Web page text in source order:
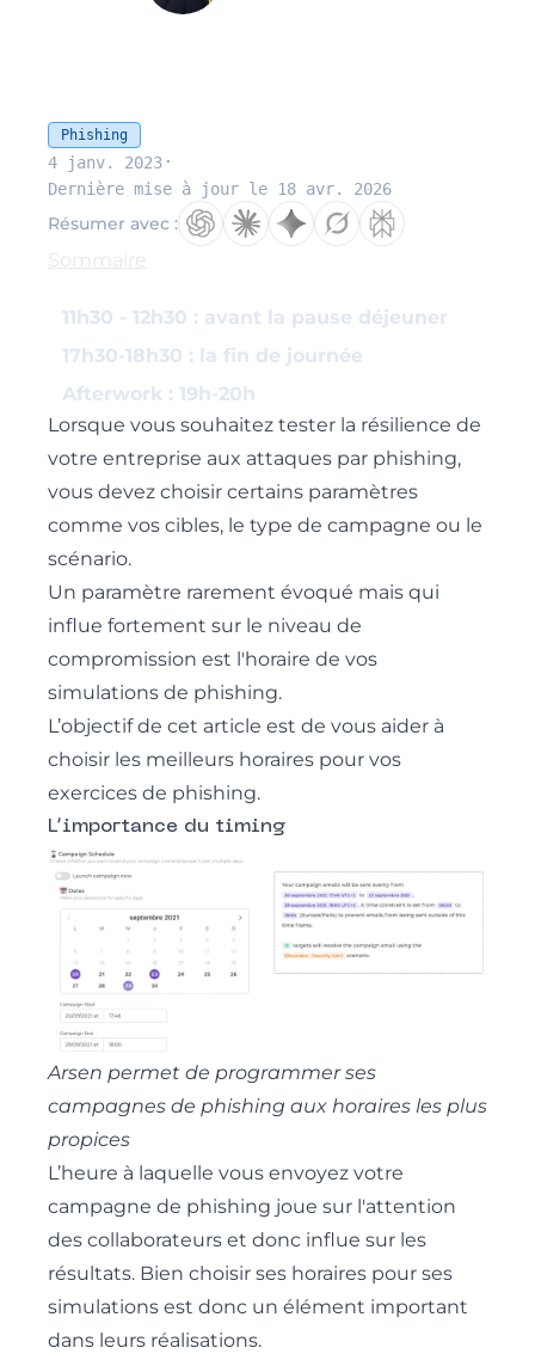
Phishing
4 janv. 2023 ·
Dernière mise à jour le 18 avr. 2026
Résumer avec :
Sommaire
11h30 - 12h30 : avant la pause déjeuner
17h30-18h30 : la fin de journée
Afterwork : 19h-20h
Lorsque vous souhaitez tester la résilience de
votre entreprise aux attaques par phishing,
vous devez choisir certains paramètres
comme vos cibles, le type de campagne ou le
scénario.
Un paramètre rarement évoqué mais qui
influe fortement sur le niveau de
compromission est l'horaire de vos
simulations de phishing.
L’objectif de cet article est de vous aider à
choisir les meilleurs horaires pour vos
exercices de phishing.
L’importance du timing
Arsen permet de programmer ses
campagnes de phishing aux horaires les plus
propices
L’heure à laquelle vous envoyez votre
campagne de phishing joue sur l'attention
des collaborateurs et donc influe sur les
résultats. Bien choisir ses horaires pour ses
simulations est donc un élément important
dans leurs réalisations.